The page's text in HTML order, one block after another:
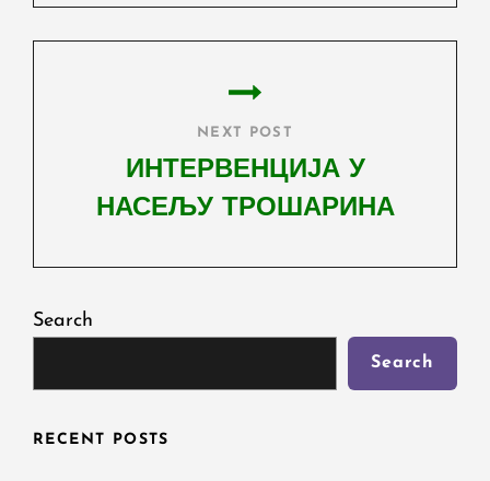
Post
NEXT POST
ИНТЕРВЕНЦИЈА У
НАСЕЉУ ТРОШАРИНА
Post
Search
Search
RECENT POSTS